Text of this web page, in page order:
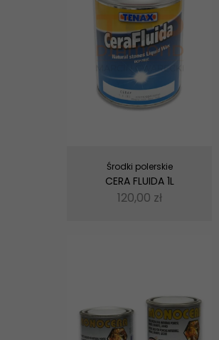
Środki polerskie
CERA FLUIDA 1L
120,00 zł